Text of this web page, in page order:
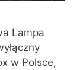
Lampa
w Polsce,